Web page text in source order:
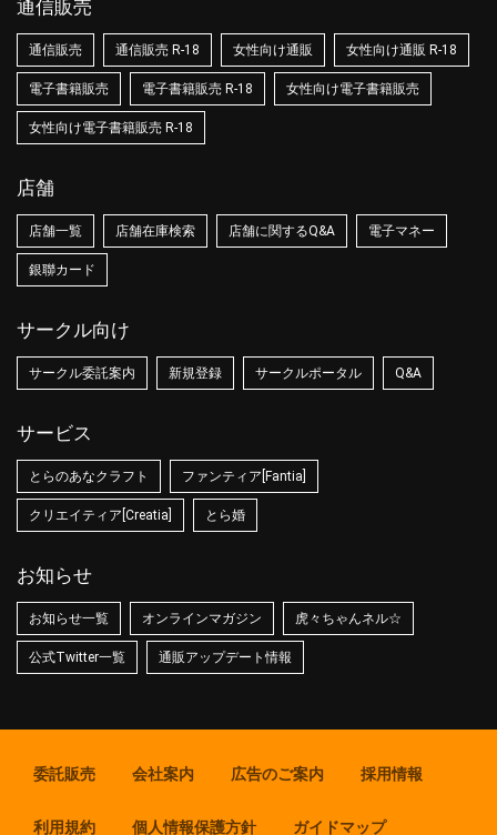
通信販売
通信販売 通信販売 R-18 女性向け通販 女性向け通販 R-18
電子書籍販売 電子書籍販売 R-18 女性向け電子書籍販売
女性向け電子書籍販売 R-18
店舗
店舗一覧 店舗在庫検索 店舗に関するQ&A 電子マネー
銀聯カード
サークル向け
サークル委託案内 新規登録 サークルポータル Q&A
サービス
とらのあなクラフト ファンティア[Fantia]
クリエイティア[Creatia] とら婚
お知らせ
お知らせ一覧 オンラインマガジン 虎々ちゃんネル☆
公式Twitter一覧 通販アップデート情報
委託販売 会社案内 広告のご案内 採用情報
利用規約 個人情報保護方針 ガイドマップ